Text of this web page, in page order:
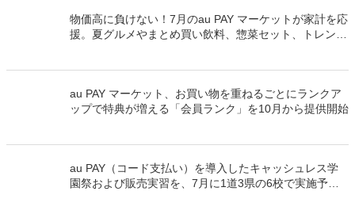
物価高に負けない！7月のau PAY マーケットが家計を応
援。夏グルメやまとめ買い飲料、惣菜セット、トレンド
au PAY マーケット、お買い物を重ねるごとにランクア
ップで特典が増える「会員ランク」を10月から提供開始
au PAY（コード支払い）を導入したキャッシュレス学
園祭および販売実習を、7月に1道3県の6校で実施予定